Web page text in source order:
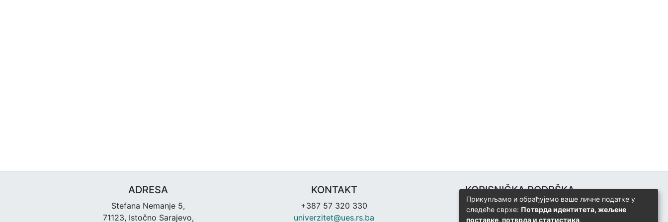
ADRESA
Stefana Nemanje 5,
71123, Istočno Sarajevo,
KONTAKT
+387 57 320 330
univerzitet@ues.rs.ba
KORISNIČKA PODRŠKA
Univerzitetski računarski centar
+387 57 320 140
Прикупљамо и обрађујемо ваше личне податке у
следеће сврхе: Потврда идентитета, жељене
поставке, потврда и статистика.